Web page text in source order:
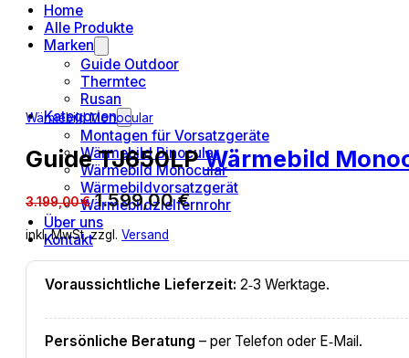
Home
Alle Produkte
Marken
Guide Outdoor
Thermtec
Rusan
Kategorien
Montagen für Vorsatzgeräte
Wärmebild Binocular
Wärmebild Monocular
Wärmebildvorsatzgerät
Wärmebildzielfernrohr
Über uns
Kontakt
Wärmebild Monocular
Guide TJ650LPWärmebild
3.199,00€ Ursprünglicher
Preis
war:
1.599,00€Aktueller
inkl. MwSt. zzgl. Versand
Voraussichtliche Lieferzeit: 2‑3 Werktage.
Persönliche Beratung – per Telefon oder E‑Mail.